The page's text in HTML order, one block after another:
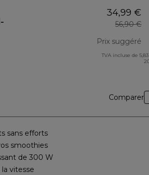
34,99 €
56,90 €
Prix suggéré
TVA incluse de
Comparer
sans efforts
smoothies
de 300 W
vitesse